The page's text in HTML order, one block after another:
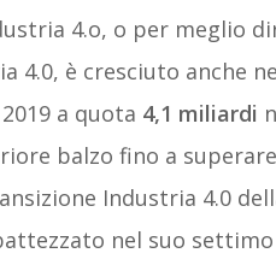
4.o, o per meglio
4.0, è cresciuto anche
a quota 4,1 miliardi
balzo fino a
Industria 4.0
nel suo